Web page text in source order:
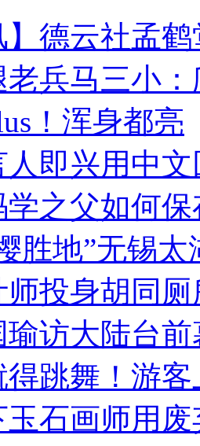
】德云社孟
兵马三小
！浑身都亮
人即兴用中
学之父如何
胜地”无锡
投身胡同
访大陆台
跳舞！游客
石画师用